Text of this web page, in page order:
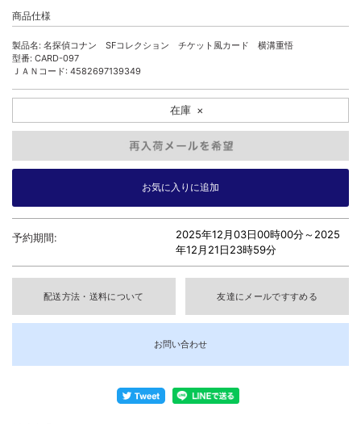
商品仕様
製品名: 名探偵コナン SFコレクション チケット風カード 横溝重悟
型番: CARD-097
ＪＡＮコード: 4582697139349
在庫 ×
予約期間: 2025年12月03日00時00分～2025
年12月21日23時59分
配送方法・送料について 友達にメールですすめる
お問い合わせ